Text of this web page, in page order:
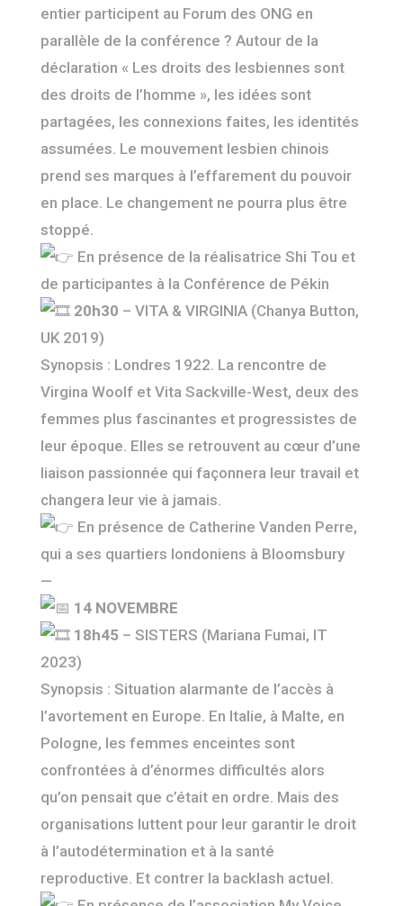
entier participent au Forum des ONG en
parallèle de la conférence ? Autour de la
déclaration « Les droits des lesbiennes sont
des droits de l’homme », les idées sont
partagées, les connexions faites, les identités
assumées. Le mouvement lesbien chinois
prend ses marques à l’effarement du pouvoir
en place. Le changement ne pourra plus être
stoppé.
En présence de la réalisatrice Shi Tou et
de participantes à la Conférence de Pékin
20h30 – VITA & VIRGINIA (Chanya Button,
UK 2019)
Synopsis : Londres 1922. La rencontre de
Virgina Woolf et Vita Sackville-West, deux des
femmes plus fascinantes et progressistes de
leur époque. Elles se retrouvent au cœur d’une
liaison passionnée qui façonnera leur travail et
changera leur vie à jamais.
En présence de Catherine Vanden Perre,
qui a ses quartiers londoniens à Bloomsbury
—
14 NOVEMBRE
18h45– SISTERS (Mariana Fumai, IT
2023)
Synopsis : Situation alarmante de l’accès à
l’avortement en Europe. En Italie, à Malte, en
Pologne, les femmes enceintes sont
confrontées à d’énormes difficultés alors
qu’on pensait que c’était en ordre. Mais des
organisations luttent pour leur garantir le droit
à l’autodétermination et à la santé
reproductive. Et contrer la backlash actuel.